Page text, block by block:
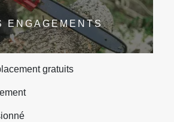
ENGAGEMENTS
gratuits